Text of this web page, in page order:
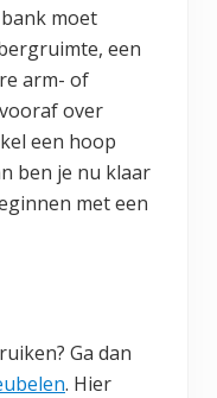
moet
een
arm- of
over
een hoop
ben je nu klaar
met een
Ga dan
. Hier